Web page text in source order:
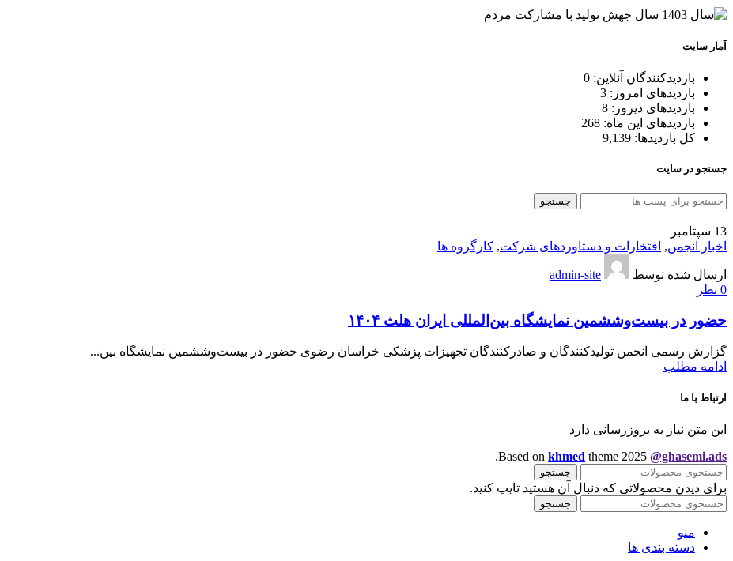
آمار سایت
بازدیدکنندگان آنلاین: 0
بازدیدهای امروز: 3
بازدیدهای دیروز: 8
بازدیدهای این ماه: 268
کل بازدیدها: 9,139
جستجو در سایت
جستجو
13 سپتامبر
اخبار انجمن, افتخارات و دستاوردهای شرکت, کارگروه ها
ارسال شده توسط
admin-site
0 نظر
حضور در بیست‌وششمین نمایشگاه بین‌المللی ایران هلث ۱۴۰۴
گزارش رسمی انجمن تولیدکنندگان و صادرکنندگان تجهیزات پزشکی خراسان رضوی حضور در بیست‌وششمین نمایشگاه بین...
ادامه مطلب
ارتباط با ما
این متن نیاز به بروزرسانی دارد
Based on khmed theme 2025 @ghasemi.ads
.
جستجو
برای دیدن محصولاتی که دنبال آن هستید تایپ کنید.
جستجو
منو
دسته بندی ها